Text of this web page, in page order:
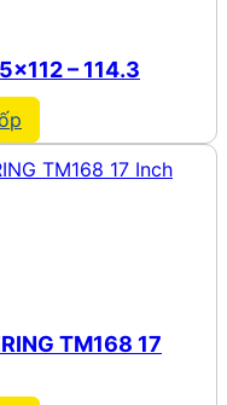
– 114.3
TM168 17